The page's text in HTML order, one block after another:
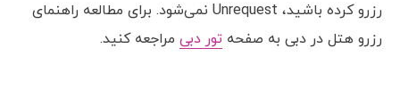
رزرو کرده باشید، Unrequest نمی‌شود. برای مطالعه راهنمای
رزرو هتل در دبی به صفحه تور دبی مراجعه کنید.